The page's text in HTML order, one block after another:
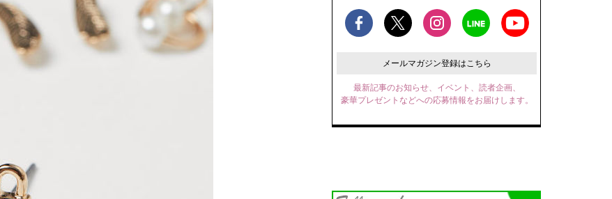
メールマガジン登録はこちら
最新記事のお知らせ、イベント、読者企画、
豪華プレゼントなどへの応募情報をお届けします。